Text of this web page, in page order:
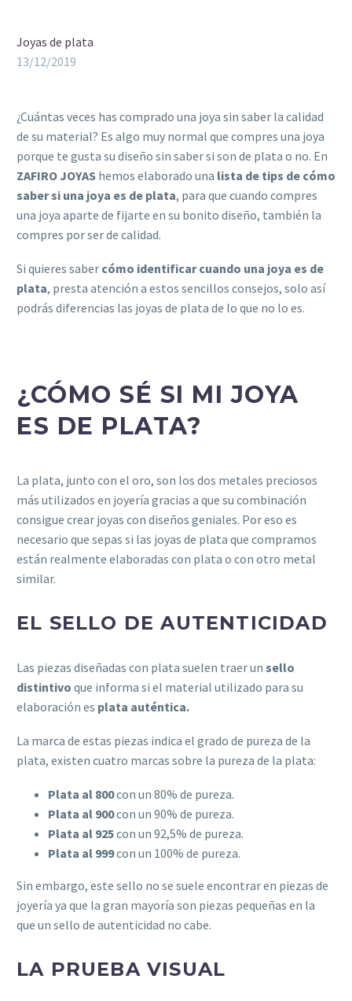
Joyas de plata
13/12/2019
¿Cuántas veces has comprado una joya sin saber la calidad
de su material? Es algo muy normal que compres una joya
porque te gusta su diseño sin saber si son de plata o no. En
ZAFIRO JOYAS hemos elaborado una lista de tips de cómo
saber si una joya es de plata, para que cuando compres
una joya aparte de fijarte en su bonito diseño, también la
compres por ser de calidad.
Si quieres saber cómo identificar cuando una joya es de
plata, presta atención a estos sencillos consejos, solo así
podrás diferencias las joyas de plata de lo que no lo es.
¿CÓMO SÉ SI MI JOYA
ES DE PLATA?
La plata, junto con el oro, son los dos metales preciosos
más utilizados en joyería gracias a que su combinación
consigue crear joyas con diseños geniales. Por eso es
necesario que sepas si las joyas de plata que compramos
están realmente elaboradas con plata o con otro metal
similar.
EL SELLO DE AUTENTICIDAD
Las piezas diseñadas con plata suelen traer un sello
distintivo que informa si el material utilizado para su
elaboración es plata auténtica.
La marca de estas piezas indica el grado de pureza de la
plata, existen cuatro marcas sobre la pureza de la plata:
Plata al 800con un 80% de pureza.
Plata al 900con un 90% de pureza.
Plata al 925con un 92,5% de pureza.
Plata al 999con un 100% de pureza.
Sin embargo, este sello no se suele encontrar en piezas de
joyería ya que la gran mayoría son piezas pequeñas en la
que un sello de autenticidad no cabe.
LA PRUEBA VISUAL